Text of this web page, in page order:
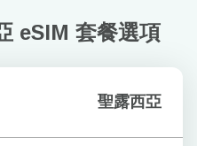
eSIM 套餐選項
聖露西亞